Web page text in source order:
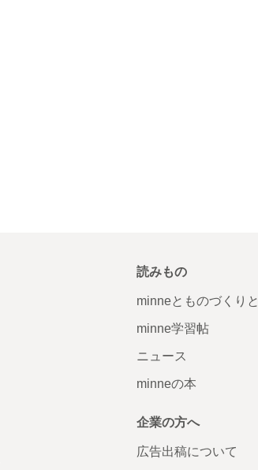
読みもの
minneとものづくりと
minne学習帖
ニュース
minneの本
企業の方へ
広告出稿について